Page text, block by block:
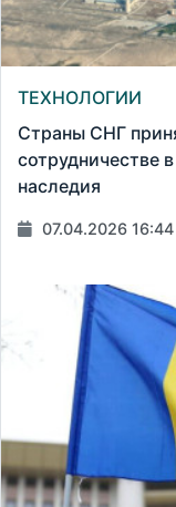
ТЕХНОЛОГИИ
Страны СНГ
сотрудничестве
наследия
07.04.2026 16:44